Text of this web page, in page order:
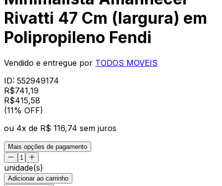
Rivatti 47 Cm (largura) em
Polipropileno Fendi
Vendido e entregue por TODOS MOVEIS
ID: 552949174
R$741,19
R$415,58
(11% OFF)
ou 4x de R$ 116,74 sem juros
Mais opções de pagamento
unidade(s)
Adicionar ao carrinho